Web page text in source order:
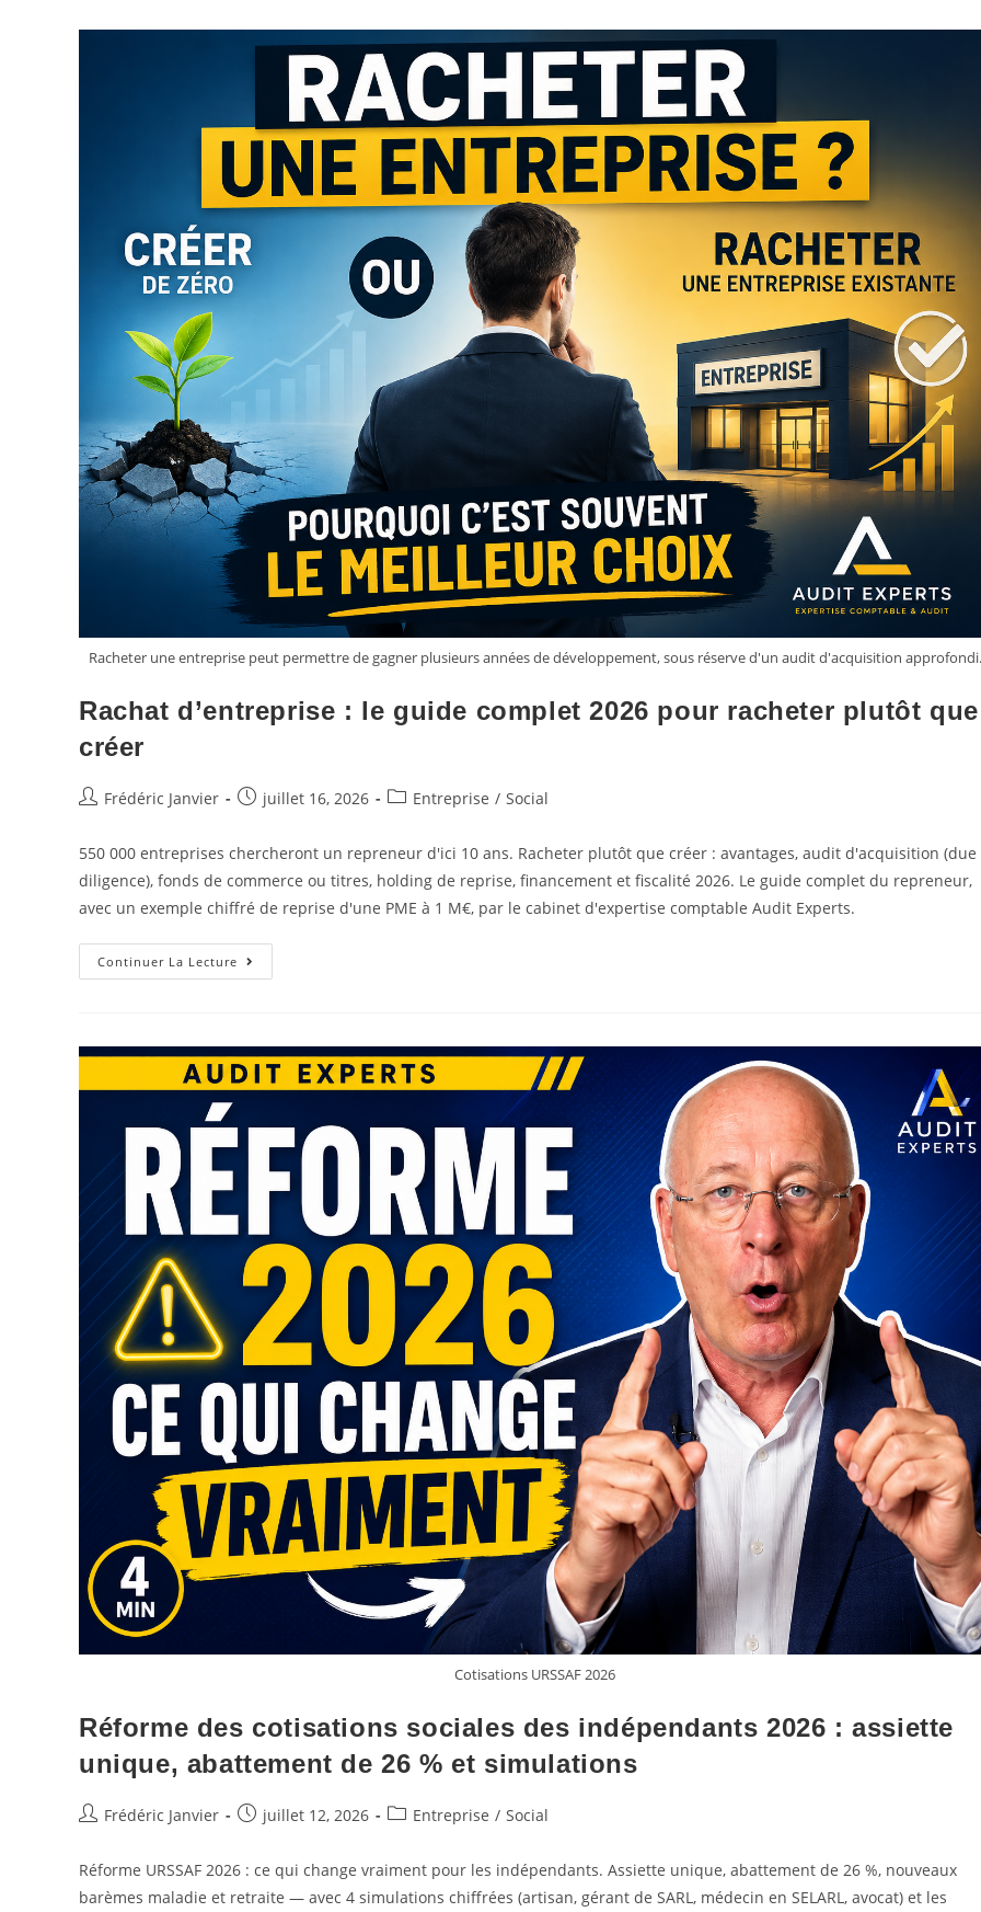
Racheter une entreprise peut permettre de gagner plusieurs années de développement, sous réserve d'un audit d'acquisition approfondi.
Rachat d’entreprise : le guide complet 2026 pour racheter plutôt que
créer
Frédéric Janvier juillet 16, 2026 Entreprise / Social
550 000 entreprises chercheront un repreneur d'ici 10 ans. Racheter plutôt que créer : avantages, audit d'acquisition (due
diligence), fonds de commerce ou titres, holding de reprise, financement et fiscalité 2026. Le guide complet du repreneur,
avec un exemple chiffré de reprise d'une PME à 1 M€, par le cabinet d'expertise comptable Audit Experts.
Continuer La Lecture
Cotisations URSSAF 2026
Réforme des cotisations sociales des indépendants 2026 : assiette
unique, abattement de 26 % et simulations
Frédéric Janvier juillet 12, 2026 Entreprise / Social
Réforme URSSAF 2026 : ce qui change vraiment pour les indépendants. Assiette unique, abattement de 26 %, nouveaux
barèmes maladie et retraite — avec 4 simulations chiffrées (artisan, gérant de SARL, médecin en SELARL, avocat) et les